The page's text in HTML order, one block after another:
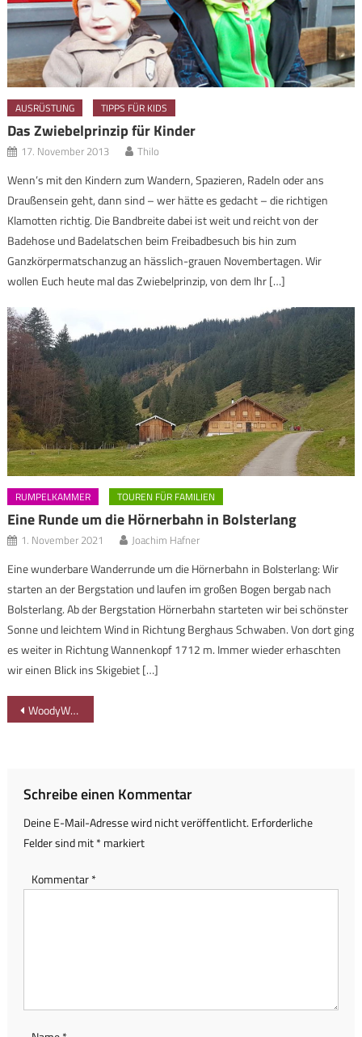
AUSRÜSTUNG TIPPS FÜR KIDS
Das Zwiebelprinzip für Kinder
17. November 2013 Thilo
Wenn’s mit den Kindern zum Wandern, Spazieren, Radeln oder ans
Draußensein geht, dann sind – wer hätte es gedacht – die richtigen
Klamotten richtig. Die Bandbreite dabei ist weit und reicht von der
Badehose und Badelatschen beim Freibadbesuch bis hin zum
Ganzkörpermatschanzug an hässlich-grauen Novembertagen. Wir
wollen Euch heute mal das Zwiebelprinzip, von dem Ihr […]
RUMPELKAMMER TOUREN FÜR FAMILIEN
Eine Runde um die Hörnerbahn in Bolsterlang
1. November 2021 Joachim Hafner
Eine wunderbare Wanderrunde um die Hörnerbahn in Bolsterlang: Wir
starten an der Bergstation und laufen im großen Bogen bergab nach
Bolsterlang. Ab der Bergstation Hörnerbahn starteten wir bei schönster
Sonne und leichtem Wind in Richtung Berghaus Schwaben. Von dort ging
es weiter in Richtung Wannenkopf 1712 m. Immer wieder erhaschten
wir einen Blick ins Skigebiet […]
Beitragsnavigation
WoodyWalk auf der Plose – erlebnisreicher Familienausflug
Schreibe einen Kommentar
Deine E-Mail-Adresse wird nicht veröffentlicht. Erforderliche
Felder sind mit*markiert
Kommentar*